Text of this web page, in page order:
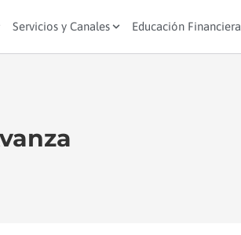
Servicios y Canales Educación Financiera